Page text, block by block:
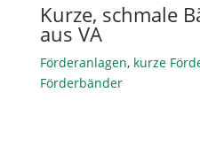
Kurze, schmale
aus VA
Förderanlagen, kurze
Förderbänder